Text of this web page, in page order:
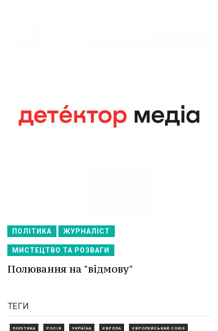
ПОЛІТИКА ЖУРНАЛІСТ
МИСТЕЦТВО ТА РОЗВАГИ
Полювання на "відмову"
ТЕГИ
ПОЛІТИКА РОСІЯ УКРАЇНА ЄВРОПА ЄВРОПЕЙСЬКИЙ СОЮЗ